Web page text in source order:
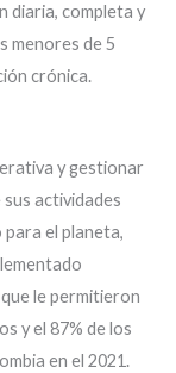
diaria, completa y
menores de 5
crónica.
y gestionar
actividades
el planeta,
le permitieron
y el 87% de los
en el 2021.